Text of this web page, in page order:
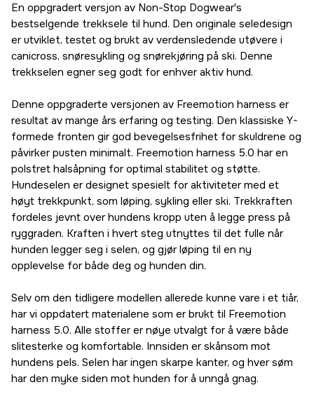
889 kr
En oppgradert versjon av Non-Stop Dogwear's
bestselgende trekksele til hund. Den originale seledesign
er utviklet, testet og brukt av verdensledende utøvere i
canicross, snøresykling og snørekjøring på ski. Denne
trekkselen egner seg godt for enhver aktiv hund.
Denne oppgraderte versjonen av Freemotion harness er
resultat av mange års erfaring og testing. Den klassiske Y-
formede fronten gir god bevegelsesfrihet for skuldrene og
påvirker pusten minimalt. Freemotion harness 5.0 har en
polstret halsåpning for optimal stabilitet og støtte.
Hundeselen er designet spesielt for aktiviteter med et
høyt trekkpunkt, som løping, sykling eller ski. Trekkraften
fordeles jevnt over hundens kropp uten å legge press på
ryggraden. Kraften i hvert steg utnyttes til det fulle når
hunden legger seg i selen, og gjør løping til en ny
opplevelse for både deg og hunden din.
Selv om den tidligere modellen allerede kunne vare i et tiår,
har vi oppdatert materialene som er brukt til Freemotion
harness 5.0. Alle stoffer er nøye utvalgt for å være både
slitesterke og komfortable. Innsiden er skånsom mot
hundens pels. Selen har ingen skarpe kanter, og hver søm
har den myke siden mot hunden for å unngå gnag.